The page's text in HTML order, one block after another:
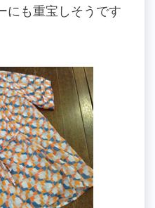
にも重宝しそうです